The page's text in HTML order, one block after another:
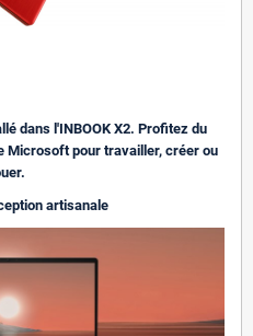
dans l'INBOOK X2. Profitez du
Microsoft pour travailler, créer ou
artisanale